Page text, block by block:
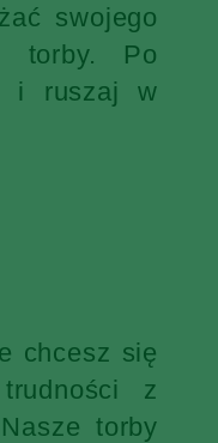
swojego
torby. Po
i ruszaj w
chcesz się
z
torby